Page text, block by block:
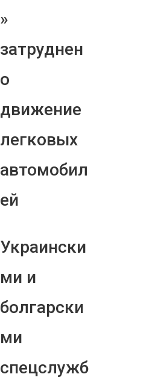
»
затруднен
о
движение
легковых
автомобил
ей
Украински
ми и
болгарски
ми
спецслужб